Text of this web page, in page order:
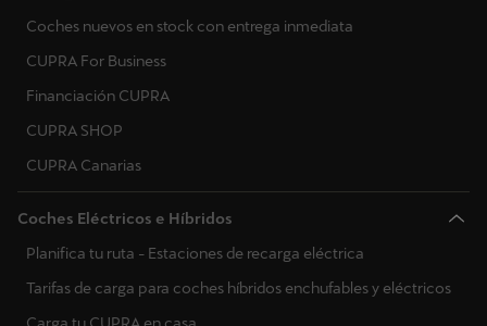
Coches nuevos en stock con entrega inmediata
CUPRA For Business
Financiación CUPRA
CUPRA SHOP
CUPRA Canarias
Coches Eléctricos e Híbridos
Planifica tu ruta - Estaciones de recarga eléctrica
Tarifas de carga para coches híbridos enchufables y eléctricos
Carga tu CUPRA en casa